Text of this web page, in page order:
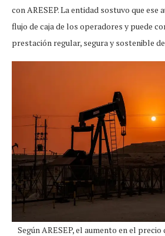
con ARESEP. La entidad sostuvo que ese
flujo de caja de los operadores y puede
prestación regular, segura y sostenible
Según ARESEP, el aumento en el